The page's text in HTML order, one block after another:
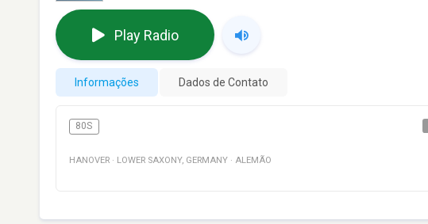
Play Radio
Informações Dados de Contato
80S
HANOVER · LOWER SAXONY, GERMANY · ALEMÃO